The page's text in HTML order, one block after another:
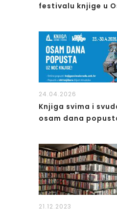
festivalu knjige u
24.04.2026
Knjiga svima i
osam dana
21.12.2023